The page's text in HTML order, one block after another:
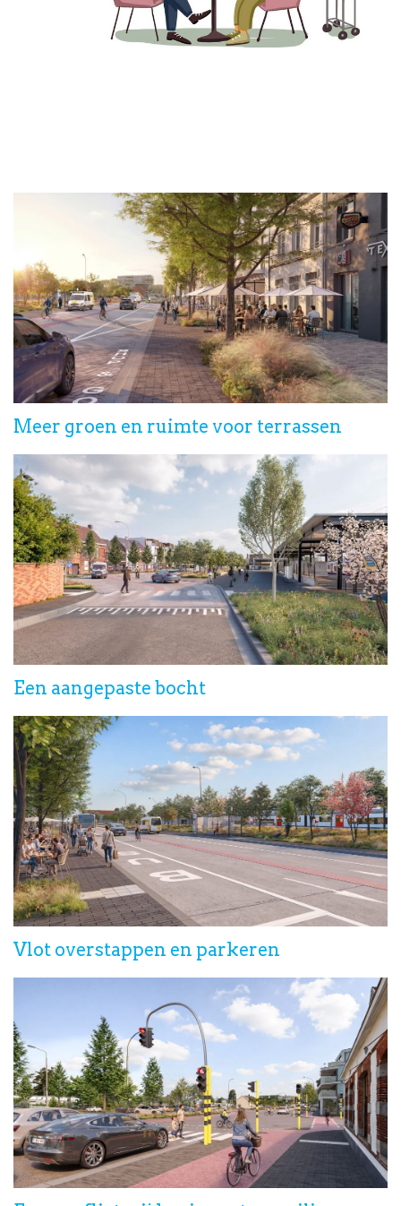
Meer groen en ruimte voor terrassen
Een aangepaste bocht
Vlot overstappen en parkeren